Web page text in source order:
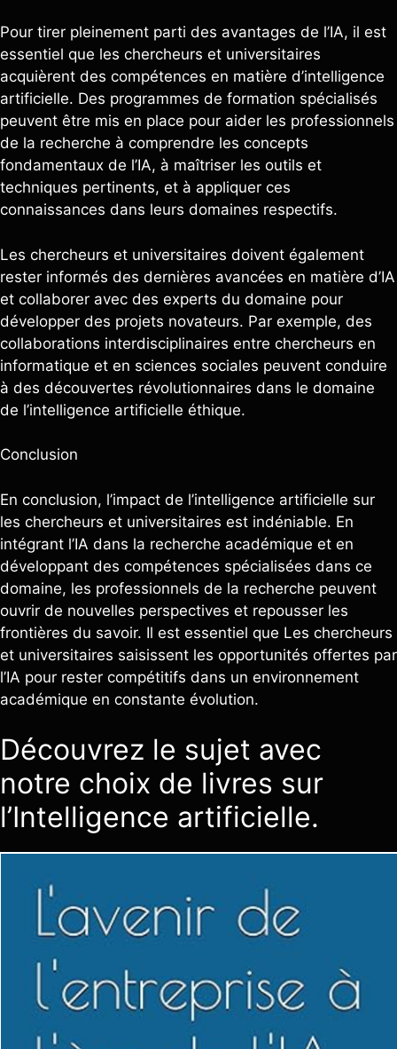
Pour tirer pleinement parti des avantages de l’IA, il est
essentiel que les chercheurs et universitaires
acquièrent des compétences en matière d’intelligence
artificielle. Des programmes de formation spécialisés
peuvent être mis en place pour aider les professionnels
de la recherche à comprendre les concepts
fondamentaux de l’IA, à maîtriser les outils et
techniques pertinents, et à appliquer ces
connaissances dans leurs domaines respectifs.
Les chercheurs et universitaires doivent également
rester informés des dernières avancées en matière d’IA
et collaborer avec des experts du domaine pour
développer des projets novateurs. Par exemple, des
collaborations interdisciplinaires entre chercheurs en
informatique et en sciences sociales peuvent conduire
à des découvertes révolutionnaires dans le domaine
de l’intelligence artificielle éthique.
Conclusion
En conclusion, l’impact de l’intelligence artificielle sur
les chercheurs et universitaires est indéniable. En
intégrant l’IA dans la recherche académique et en
développant des compétences spécialisées dans ce
domaine, les professionnels de la recherche peuvent
ouvrir de nouvelles perspectives et repousser les
frontières du savoir. Il est essentiel que Les chercheurs
et universitaires saisissent les opportunités offertes par
l’IA pour rester compétitifs dans un environnement
académique en constante évolution.
Découvrez le sujet avec
notre choix de livres sur
l’Intelligence artificielle.